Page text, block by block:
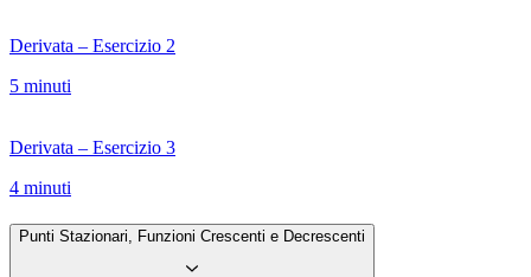
Derivata – Esercizio 2
5 minuti
Derivata – Esercizio 3
4 minuti
Punti Stazionari, Funzioni Crescenti e Decrescenti